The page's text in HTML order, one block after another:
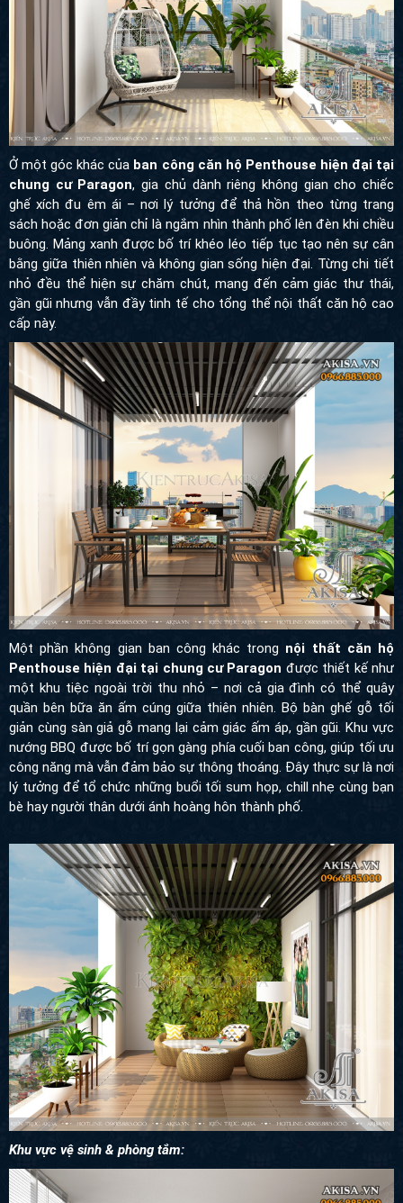
Ở một góc khác của ban công căn hộ Penthouse hiện đại tại
chung cư Paragon, gia chủ dành riêng không gian cho chiếc
ghế xích đu êm ái – nơi lý tưởng để thả hồn theo từng trang
sách hoặc đơn giản chỉ là ngắm nhìn thành phố lên đèn khi chiều
buông. Mảng xanh được bố trí khéo léo tiếp tục tạo nên sự cân
bằng giữa thiên nhiên và không gian sống hiện đại. Từng chi tiết
nhỏ đều thể hiện sự chăm chút, mang đến cảm giác thư thái,
gần gũi nhưng vẫn đầy tinh tế cho tổng thể nội thất căn hộ cao
cấp này.
Một phần không gian ban công khác trong nội thất căn hộ
Penthouse hiện đại tại chung cư Paragon được thiết kế như
một khu tiệc ngoài trời thu nhỏ – nơi cả gia đình có thể quây
quần bên bữa ăn ấm cúng giữa thiên nhiên. Bộ bàn ghế gỗ tối
giản cùng sàn giả gỗ mang lại cảm giác ấm áp, gần gũi. Khu vực
nướng BBQ được bố trí gọn gàng phía cuối ban công, giúp tối ưu
công năng mà vẫn đảm bảo sự thông thoáng. Đây thực sự là nơi
lý tưởng để tổ chức những buổi tối sum họp, chill nhẹ cùng bạn
bè hay người thân dưới ánh hoàng hôn thành phố.
Khu vực vệ sinh & phòng tắm: